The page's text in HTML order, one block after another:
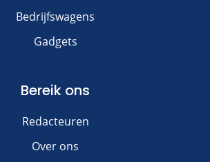
Bedrijfswagens
Gadgets
Bereik ons
Redacteuren
Over ons